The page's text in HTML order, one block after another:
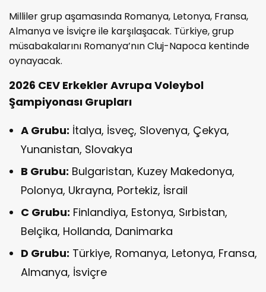
Milliler grup aşamasında Romanya, Letonya, Fransa,
Almanya ve İsviçre ile karşılaşacak. Türkiye, grup
müsabakalarını Romanya’nın Cluj-Napoca kentinde
oynayacak.
2026 CEV Erkekler Avrupa Voleybol
Şampiyonası Grupları
A Grubu: İtalya, İsveç, Slovenya, Çekya,
Yunanistan, Slovakya
B Grubu: Bulgaristan, Kuzey Makedonya,
Polonya, Ukrayna, Portekiz, İsrail
C Grubu: Finlandiya, Estonya, Sırbistan,
Belçika, Hollanda, Danimarka
D Grubu: Türkiye, Romanya, Letonya, Fransa,
Almanya, İsviçre